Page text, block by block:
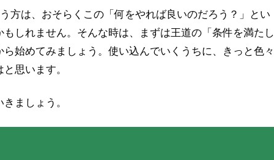
方は、おそらくこの「何をやれば良いのだろう？」とい
しれません。そんな時は、まずは王道の「条件を満たし
始めてみましょう。使い込んでいくうちに、きっと色々
思います。
ましょう。